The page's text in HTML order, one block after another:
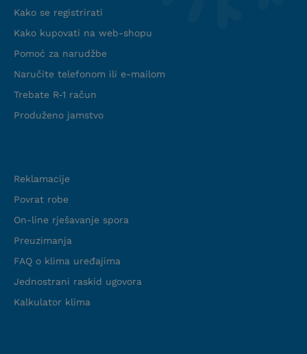
Kako se registrirati
Kako kupovati na web-shopu
Pomoć za narudžbe
Naručite telefonom ili e-mailom
Trebate R-1 račun
Produženo jamstvo
Reklamacije
Povrat robe
On-line rješavanje spora
Preuzimanja
FAQ o klima uređajima
Jednostrani raskid ugovora
Kalkulator klima